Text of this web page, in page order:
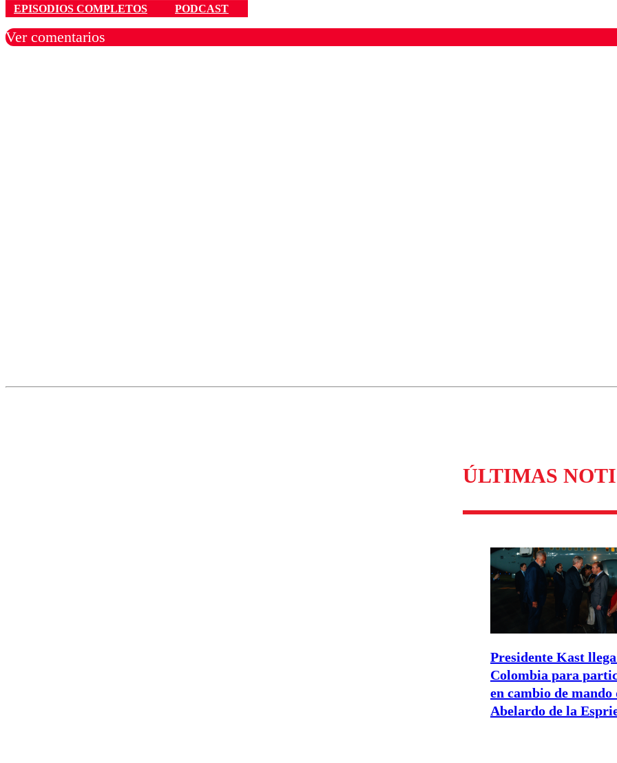
EPISODIOS COMPLETOS PODCAST
Ver comentarios
ÚLTIMAS
Presidente Kast
Colombia para
en cambio de mando
Abelardo de la